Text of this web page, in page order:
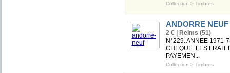
Collection > Timbres
ANDORRE NEUF
2 € | Reims (51)
N°229. ANNEE 1971-
CHEQUE. LES FRAIT
PAYEMEN...
Collection > Timbres